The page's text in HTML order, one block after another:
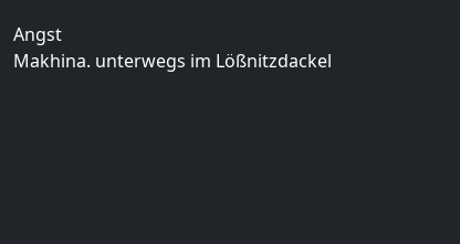
Angst
Makhina. unterwegs im Lößnitzdackel